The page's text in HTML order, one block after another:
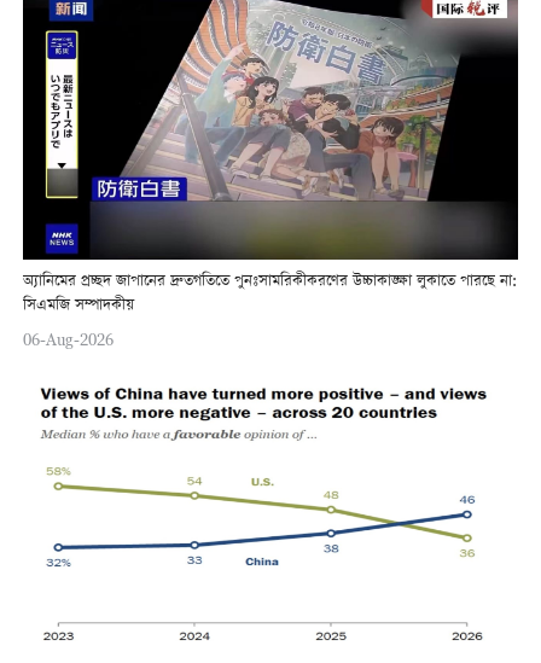
অ্যানিমের প্রচ্ছদ জাপানের দ্রুতগতিতে পুনঃসামরিকীকরণের উচ্চাকাঙ্ক্ষা লুকাতে পারছে না:
সিএমজি সম্পাদকীয়
06-Aug-2026